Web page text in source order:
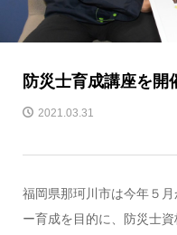
防災士育成講座を開
2021.03.31
福岡県那珂川市は今年５
ー育成を目的に、防災士